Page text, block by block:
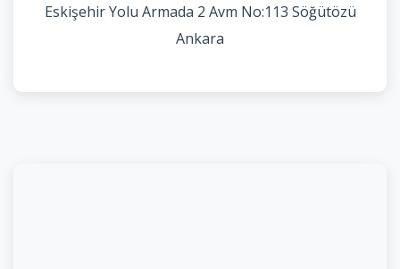
Eskişehir Yolu Armada 2 Avm No:113 Söğütözü
Ankara